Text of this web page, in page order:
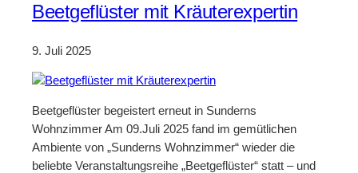
Beetgeflüster mit Kräuterexpertin
9. Juli 2025
Beetgeflüster begeistert erneut in Sunderns
Wohnzimmer Am 09.Juli 2025 fand im gemütlichen
Ambiente von „Sunderns Wohnzimmer“ wieder die
beliebte Veranstaltungsreihe „Beetgeflüster“ statt – und